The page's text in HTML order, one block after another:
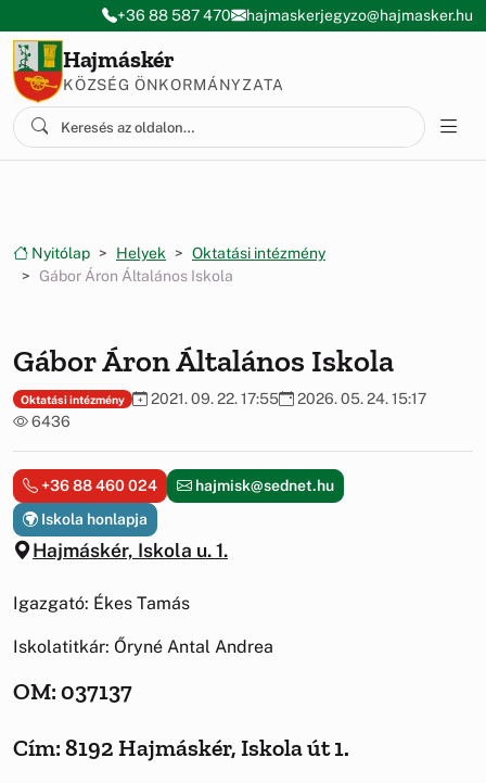
Ugrás a menüre
Ugrás a tartalomra
+36 88 587 470 hajmaskerjegyzo@hajmasker.hu
Hajmáskér
KÖZSÉG ÖNKORMÁNYZATA
Nyitólap Helyek
Oktatási intézmény
Gábor Áron Általános Iskola
Gábor Áron Általános Iskola
Oktatási intézmény 2021. 09. 22. 17:55
2026. 05. 24. 15:17
6436
Hajmáskér, Iskola u. 1.
+36 88 460 024
hajmisk@sednet.hu
Iskola honlapja
Igazgató: Ékes Tamás
Iskolatitkár: Őryné Antal Andrea
OM: 037137
Cím: 8192 Hajmáskér, Iskola út 1.